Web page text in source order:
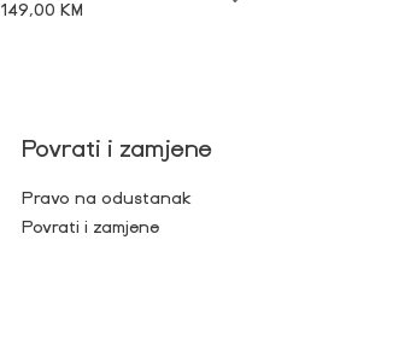
149,00 KM
Povrati i zamjene
Pravo na odustanak
Povrati i zamjene